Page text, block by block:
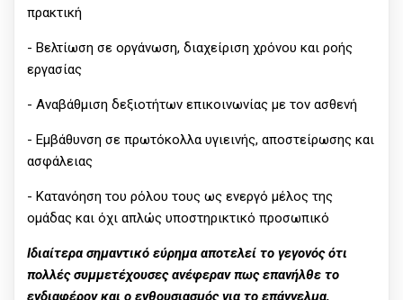
πρακτική
- Βελτίωση σε οργάνωση, διαχείριση χρόνου και ροής
εργασίας
- Αναβάθμιση δεξιοτήτων επικοινωνίας με τον ασθενή
- Εμβάθυνση σε πρωτόκολλα υγιεινής, αποστείρωσης και
ασφάλειας
- Κατανόηση του ρόλου τους ως ενεργό μέλος της
ομάδας και όχι απλώς υποστηρικτικό προσωπικό
Ιδιαίτερα σημαντικό εύρημα αποτελεί το γεγονός ότι
πολλές συμμετέχουσες ανέφεραν πως επανήλθε το
ενδιαφέρον και ο ενθουσιασμός για το επάγγελμα,